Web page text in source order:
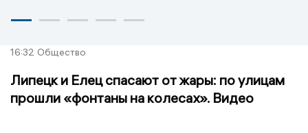
16:32 Общество
Липецк и Елец спасают от жары: по улицам
прошли «фонтаны на колесах». Видео